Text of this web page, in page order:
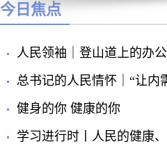
今日焦点
人民领袖｜登山道上的办
总书记的人民情怀｜“让内
健身的你 健康的你
学习进行时丨人民的健康